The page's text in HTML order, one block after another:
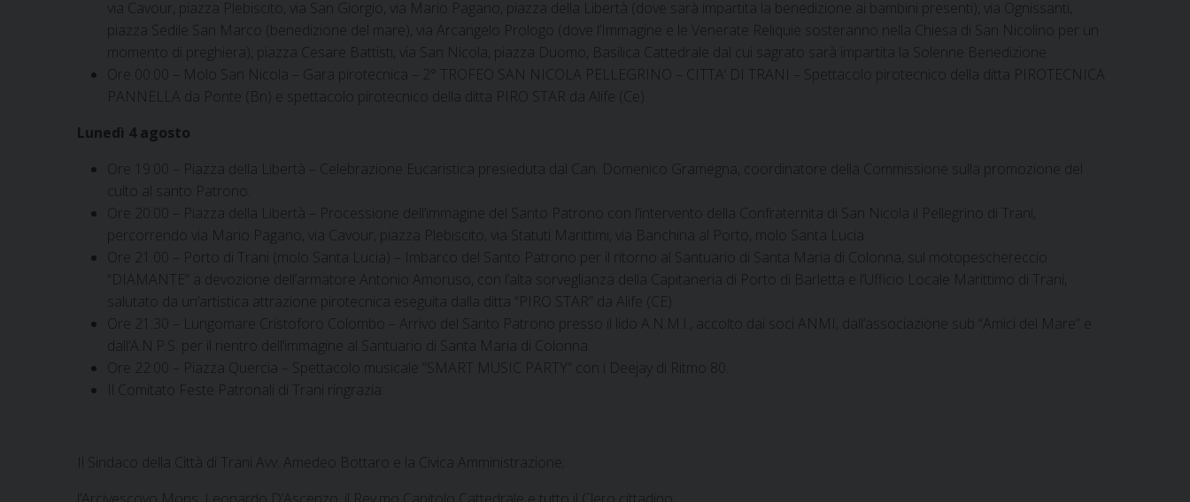
via Cavour, piazza Plebiscito, via San Giorgio, via Mario Pagano, piazza della Libertà (dove sarà impartita la benedizione ai bambini presenti), via Ognissanti,
piazza Sedile San Marco (benedizione del mare), via Arcangelo Prologo (dove l’Immagine e le Venerate Reliquie sosteranno nella Chiesa di San Nicolino per un
momento di preghiera), piazza Cesare Battisti, via San Nicola, piazza Duomo, Basilica Cattedrale dal cui sagrato sarà impartita la Solenne Benedizione.
Ore 00:00 – Molo San Nicola – Gara pirotecnica – 2° TROFEO SAN NICOLA PELLEGRINO – CITTA’ DI TRANI – Spettacolo pirotecnico della ditta PIROTECNICA
PANNELLA da Ponte (Bn) e spettacolo pirotecnico della ditta PIRO STAR da Alife (Ce).
Lunedì 4 agosto
Ore 19:00 – Piazza della Libertà – Celebrazione Eucaristica presieduta dal Can. Domenico Gramegna, coordinatore della Commissione sulla promozione del
culto al santo Patrono.
Ore 20:00 – Piazza della Libertà – Processione dell’immagine del Santo Patrono con l’intervento della Confraternita di San Nicola il Pellegrino di Trani,
percorrendo via Mario Pagano, via Cavour, piazza Plebiscito, via Statuti Marittimi, via Banchina al Porto, molo Santa Lucia.
Ore 21:00 – Porto di Trani (molo Santa Lucia) – Imbarco del Santo Patrono per il ritorno al Santuario di Santa Maria di Colonna, sul motopeschereccio
“DIAMANTE” a devozione dell’armatore Antonio Amoruso, con l’alta sorveglianza della Capitaneria di Porto di Barletta e l’Ufficio Locale Marittimo di Trani,
salutato da un’artistica attrazione pirotecnica eseguita dalla ditta “PIRO STAR” da Alife (CE).
Ore 21:30 – Lungomare Cristoforo Colombo – Arrivo del Santo Patrono presso il lido A.N.M.I., accolto dai soci ANMI, dall’associazione sub “Amici del Mare” e
dall’A.N.P.S. per il rientro dell’immagine al Santuario di Santa Maria di Colonna.
Ore 22:00 – Piazza Quercia – Spettacolo musicale “SMART MUSIC PARTY” con i Deejay di Ritmo 80.
Il Comitato Feste Patronali di Trani ringrazia:
Il Sindaco della Città di Trani Avv. Amedeo Bottaro e la Civica Amministrazione;